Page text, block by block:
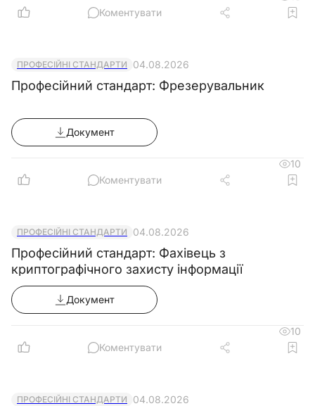
Коментувати
ПРОФЕСІЙНІ СТАНДАРТИ 04.08.2026
Професійний стандарт: Фрезерувальник
Документ
10
Коментувати
ПРОФЕСІЙНІ СТАНДАРТИ 04.08.2026
Професійний стандарт: Фахівець з
криптографічного захисту інформації
Документ
10
Коментувати
ПРОФЕСІЙНІ СТАНДАРТИ 04.08.2026